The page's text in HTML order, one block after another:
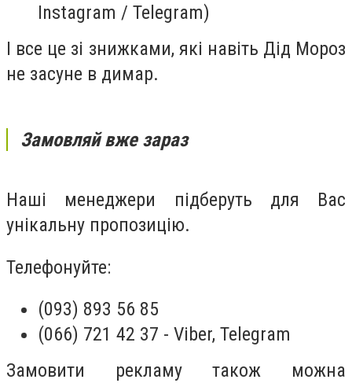
Instagram / Telegram)
І все це зі знижками, які навіть Дід Мороз
не засуне в димар.
Замовляй вже зараз
Наші менеджери підберуть для Вас
унікальну пропозицію.
Телефонуйте:
(093) 893 56 85
(066) 721 42 37 - Viber, Telegram
Замовити рекламу також можна